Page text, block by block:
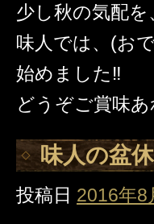
少し秋の気配
味人では、(お
始めました‼️
どうぞご賞味
味人の盆
投稿日 2016年8